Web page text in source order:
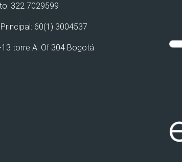
322 7029599
60(1) 3004537
13 torre A. Of 304 Bogotá